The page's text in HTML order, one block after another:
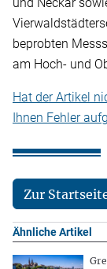
und Neckar
beprobten
am Hoch- und
Hat der Artikel
Ihnen Fehler
Zur
Ähnliche Artikel